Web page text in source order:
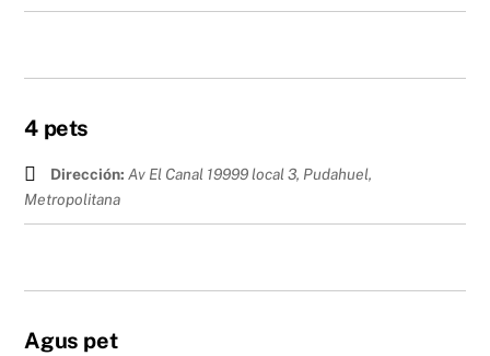
4 pets
Dirección: Av El Canal 19999 local 3, Pudahuel,
Metropolitana
Agus pet